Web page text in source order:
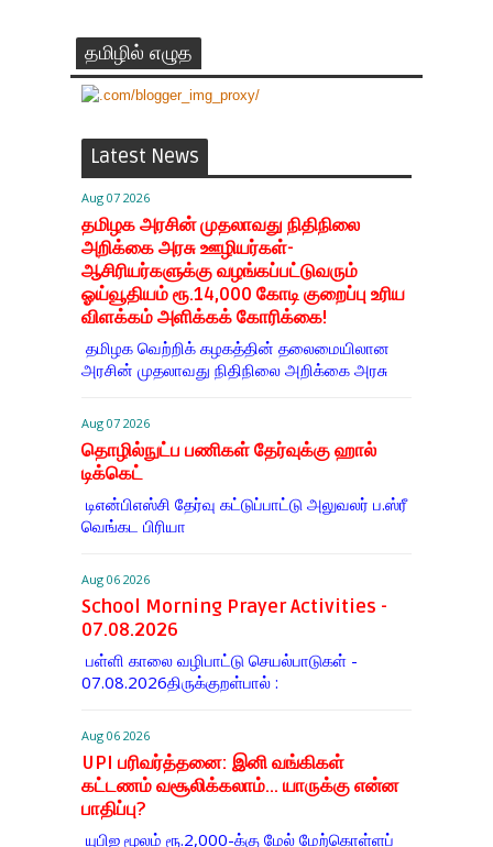
தமிழில் எழுத
Latest News
Aug 07 2026
தமிழக அரசின் முதலாவது நிதிநிலை
அறிக்கை அரசு ஊழியர்கள்-
ஆசிரியர்களுக்கு வழங்கப்பட்டுவரும்
ஓய்வூதியம் ரூ.14,000 கோடி குறைப்பு உரிய
விளக்கம் அளிக்கக் கோரிக்கை!
தமிழக வெற்றிக் கழகத்தின் தலைமையிலான
அரசின் முதலாவது நிதிநிலை அறிக்கை அரசு
Aug 07 2026
தொழில்நுட்ப பணிகள் தேர்வுக்கு ஹால் ​
டிக்கெட்
டிஎன்​பிஎஸ்சி தேர்வு கட்​டுப்​பாட்டு அலு​வலர் ப.ஸ்ரீ
வெங்கட பிரியா
Aug 06 2026
School Morning Prayer Activities -
07.08.2026
பள்ளி காலை வழிபாட்டு செயல்பாடுகள் -
07.08.2026திருக்குறள்பால் :
Aug 06 2026
UPI பரிவர்த்தனை: இனி வங்கிகள்
கட்டணம் வசூலிக்கலாம்... யாருக்கு என்ன
பாதிப்பு?
யுபிஐ மூலம் ரூ.2,000-க்கு மேல் மேற்​கொள்​ளப்​